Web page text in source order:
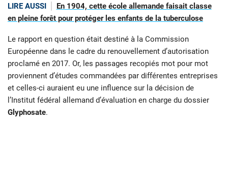
LIRE AUSSI
En 1904, cette école allemande faisait classe
en pleine forêt pour protéger les enfants de la tuberculose
Le rapport en question était destiné à la Commission
Européenne dans le cadre du renouvellement d’autorisation
proclamé en 2017. Or, les passages recopiés mot pour mot
proviennent d’études commandées par différentes entreprises
et celles-ci auraient eu une influence sur la décision de
l’Institut fédéral allemand d’évaluation en charge du dossier
Glyphosate.